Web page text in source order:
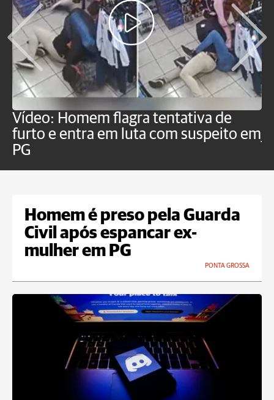
Vídeo: Homem flagra tentativa de
furto e entra em luta com suspeito em
PG
Homem é preso pela Guarda
Civil após espancar ex-
mulher em PG
PONTA GROSSA